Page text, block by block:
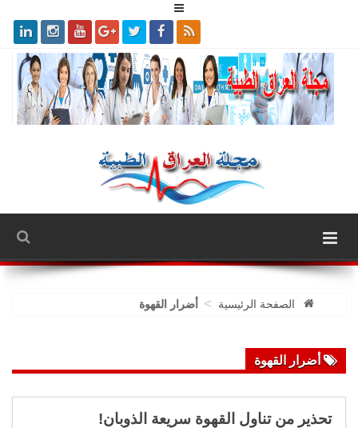
الصفحة الرئيسية > أضرار القهوة
أضرار القهوة
تحذير من تناول القهوة سريعة الذوبان!